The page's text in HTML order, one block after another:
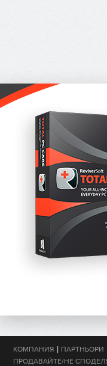
КОМПАНИЯ | ПАРТНЬОРИ
ПРОДАВАЙТЕ/НЕ